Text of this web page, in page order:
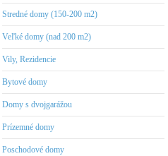
Stredné domy (150-200 m2)
Veľké domy (nad 200 m2)
Vily, Rezidencie
Bytové domy
Domy s dvojgarážou
Prízemné domy
Poschodové domy